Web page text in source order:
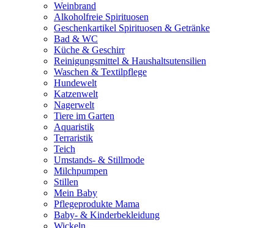
Weinbrand
Alkoholfreie Spirituosen
Geschenkartikel Spirituosen & Getränke
Bad & WC
Küche & Geschirr
Reinigungsmittel & Haushaltsutensilien
Waschen & Textilpflege
Hundewelt
Katzenwelt
Nagerwelt
Tiere im Garten
Aquaristik
Terraristik
Teich
Umstands- & Stillmode
Milchpumpen
Stillen
Mein Baby
Pflegeprodukte Mama
Baby- & Kinderbekleidung
Wickeln